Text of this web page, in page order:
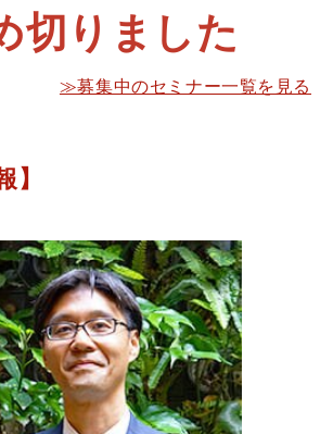
切りました
≫募集中のセミナー一覧を見る
】